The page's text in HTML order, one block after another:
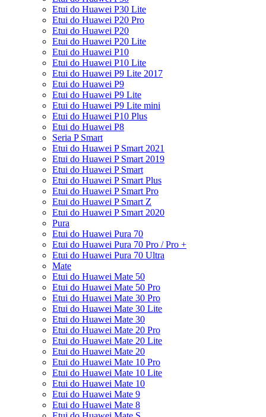
Etui do Huawei P30 Lite
Etui do Huawei P20 Pro
Etui do Huawei P20
Etui do Huawei P20 Lite
Etui do Huawei P10
Etui do Huawei P10 Lite
Etui do Huawei P9 Lite 2017
Etui do Huawei P9
Etui do Huawei P9 Lite
Etui do Huawei P9 Lite mini
Etui do Huawei P10 Plus
Etui do Huawei P8
Seria P Smart
Etui do Huawei P Smart 2021
Etui do Huawei P Smart 2019
Etui do Huawei P Smart
Etui do Huawei P Smart Plus
Etui do Huawei P Smart Pro
Etui do Huawei P Smart Z
Etui do Huawei P Smart 2020
Pura
Etui do Huawei Pura 70
Etui do Huawei Pura 70 Pro / Pro +
Etui do Huawei Pura 70 Ultra
Mate
Etui do Huawei Mate 50
Etui do Huawei Mate 50 Pro
Etui do Huawei Mate 30 Pro
Etui do Huawei Mate 30 Lite
Etui do Huawei Mate 30
Etui do Huawei Mate 20 Pro
Etui do Huawei Mate 20 Lite
Etui do Huawei Mate 20
Etui do Huawei Mate 10 Pro
Etui do Huawei Mate 10 Lite
Etui do Huawei Mate 10
Etui do Huawei Mate 9
Etui do Huawei Mate 8